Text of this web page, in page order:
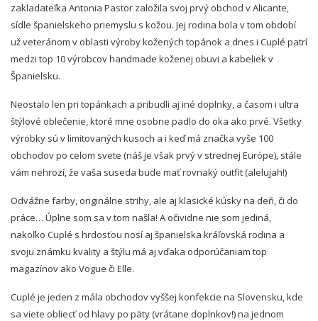
zakladateľka Antonia Pastor založila svoj prvý obchod v Alicante,
sídle španielskeho priemyslu s kožou. Jej rodina bola v tom období
už veteránom v oblasti výroby kožených topánok a dnes i Cuplé patrí
medzi top 10 výrobcov handmade koženej obuvi a kabeliek v
Španielsku.
Neostalo len pri topánkach a pribudli aj iné doplnky, a časom i ultra
štýlové oblečenie, ktoré mne osobne padlo do oka ako prvé. Všetky
výrobky sú v limitovaných kusoch a i keď má značka vyše 100
obchodov po celom svete (náš je však prvý v strednej Európe), stále
vám nehrozí, že vaša suseda bude mať rovnaký outfit (alelujah!)
Odvážne farby, originálne strihy, ale aj klasické kúsky na deň, či do
práce… Úplne som sa v tom našla! A očividne nie som jediná,
nakoľko Cuplé s hrdosťou nosí aj španielska kráľovská rodina a
svoju známku kvality a štýlu má aj vďaka odporúčaniam top
magazínov ako Vogue či Elle.
Cuplé je jeden z mála obchodov vyššej konfekcie na Slovensku, kde
sa viete obliecť od hlavy po päty (vrátane doplnkov!) na jednom